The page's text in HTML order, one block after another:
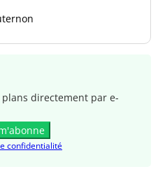
plans directement par e-
confidentialité